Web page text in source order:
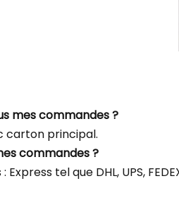
mes commandes ?
carton principal.
commandes ?
tel que DHL, UPS,